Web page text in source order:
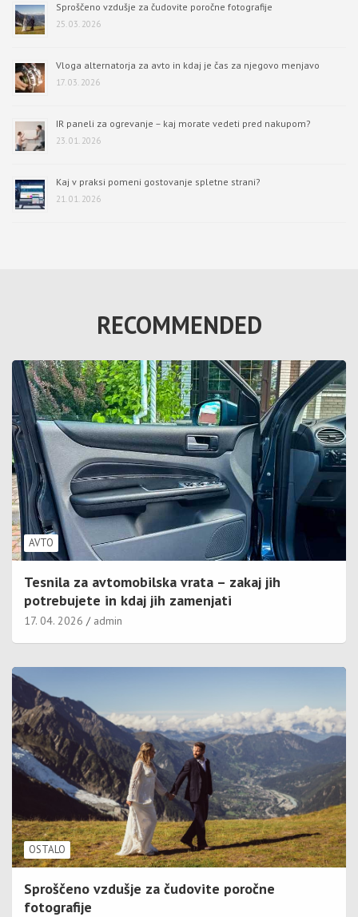
Sproščeno vzdušje za čudovite poročne fotografije
25. 03. 2026
Vloga alternatorja za avto in kdaj je čas za njegovo menjavo
17. 03. 2026
IR paneli za ogrevanje – kaj morate vedeti pred nakupom?
23. 01. 2026
Kaj v praksi pomeni gostovanje spletne strani?
21. 01. 2026
RECOMMENDED
AVTO
Tesnila za avtomobilska vrata – zakaj jih
potrebujete in kdaj jih zamenjati
17. 04. 2026 admin
OSTALO
Sproščeno vzdušje za čudovite poročne
fotografije